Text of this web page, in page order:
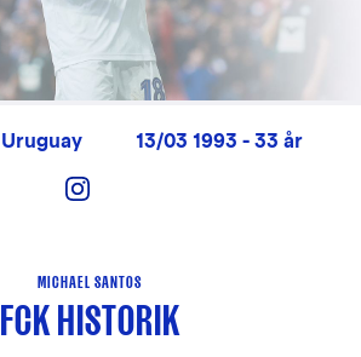
Uruguay 13/03 1993 - 33 år
MICHAEL SANTOS
FCK HISTORIK